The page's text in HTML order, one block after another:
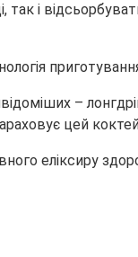
і
–
цей
еліксиру